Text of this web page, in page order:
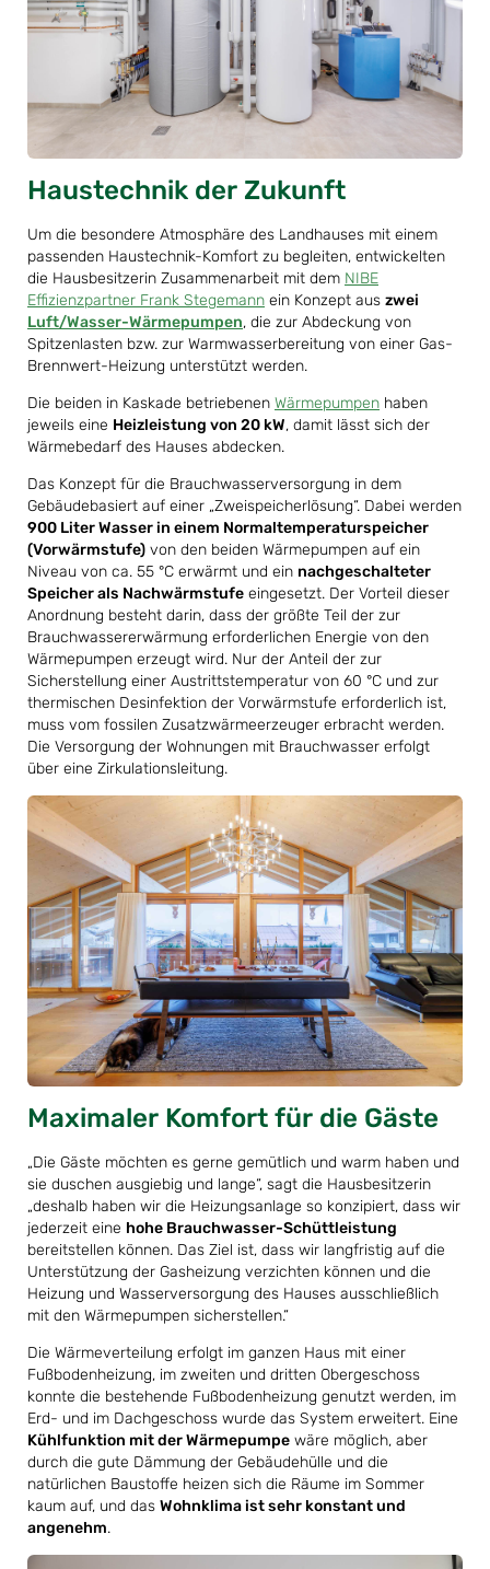
Haustechnik der Zukunft
Um die besondere Atmosphäre des Landhauses mit einem
passenden Haustechnik-Komfort zu begleiten, entwickelten
die Hausbesitzerin Zusammenarbeit mit dem NIBE
Effizienzpartner Frank Stegemann ein Konzept aus zwei
Luft/Wasser-Wärmepumpen, die zur Abdeckung von
Spitzenlasten bzw. zur Warmwasserbereitung von einer Gas-
Brennwert-Heizung unterstützt werden.
Die beiden in Kaskade betriebenen Wärmepumpen haben
jeweils eine Heizleistung von 20 kW, damit lässt sich der
Wärmebedarf des Hauses abdecken.
Das Konzept für die Brauchwasserversorgung in dem
Gebäudebasiert auf einer „Zweispeicherlösung“. Dabei werden
900 Liter Wasser in einem Normaltemperaturspeicher
(Vorwärmstufe) von den beiden Wärmepumpen auf ein
Niveau von ca. 55 °C erwärmt und ein nachgeschalteter
Speicher als Nachwärmstufe eingesetzt. Der Vorteil dieser
Anordnung besteht darin, dass der größte Teil der zur
Brauchwassererwärmung erforderlichen Energie von den
Wärmepumpen erzeugt wird. Nur der Anteil der zur
Sicherstellung einer Austrittstemperatur von 60 °C und zur
thermischen Desinfektion der Vorwärmstufe erforderlich ist,
muss vom fossilen Zusatzwärmeerzeuger erbracht werden.
Die Versorgung der Wohnungen mit Brauchwasser erfolgt
über eine Zirkulationsleitung.
Maximaler Komfort für die Gäste
„Die Gäste möchten es gerne gemütlich und warm haben und
sie duschen ausgiebig und lange“, sagt die Hausbesitzerin
„deshalb haben wir die Heizungsanlage so konzipiert, dass wir
jederzeit eine hohe Brauchwasser-Schüttleistung
bereitstellen können. Das Ziel ist, dass wir langfristig auf die
Unterstützung der Gasheizung verzichten können und die
Heizung und Wasserversorgung des Hauses ausschließlich
mit den Wärmepumpen sicherstellen.“
Die Wärmeverteilung erfolgt im ganzen Haus mit einer
Fußbodenheizung, im zweiten und dritten Obergeschoss
konnte die bestehende Fußbodenheizung genutzt werden, im
Erd- und im Dachgeschoss wurde das System erweitert. Eine
Kühlfunktion mit der Wärmepumpe wäre möglich, aber
durch die gute Dämmung der Gebäudehülle und die
natürlichen Baustoffe heizen sich die Räume im Sommer
kaum auf, und das Wohnklima ist sehr konstant und
angenehm.